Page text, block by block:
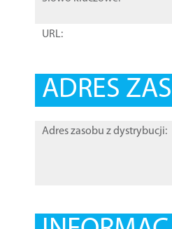
URL:
ADRES
Adres zasobu z dystrybucji: